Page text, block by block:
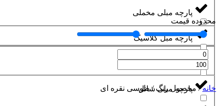
پارچه مبلی مخملی
پارچه مبل کلاسیک
پارچه مبلی شانل
محدوده قیمت
خانه/محصول رنگ/طوسی نقره ای